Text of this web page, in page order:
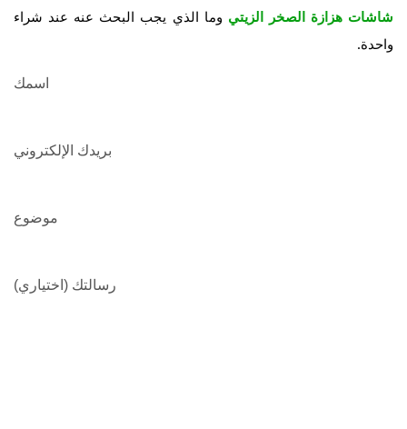
شاشات هزازة الصخر الزيتي وما الذي يجب البحث عنه عند شراء
واحدة.
اسمك
بريدك الإلكتروني
موضوع
رسالتك (اختياري)